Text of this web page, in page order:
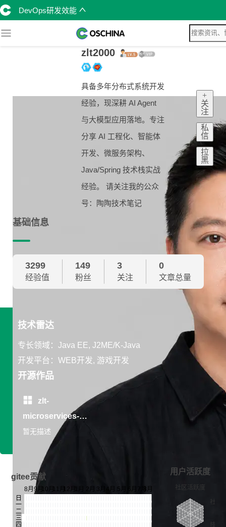
DevOps研发效能
zlt2000
具备多年分布式系统开发
经验，现深耕 AI Agent
与大模型应用落地。专注
分享 AI 工程化、智能体
开发、微服务架构、
Java/Spring 技术栈实战
经验。 请关注我的公众
号：陶陶技术笔记
+
关
注
私
信
拉
黑
基础信息
3299
经验值
149
粉丝
3
关注
0
文章总量
技术雷达
专长领域：Java EE, J2ME/K-Java
开发平台：WEB开发, 游戏开发
开源作品
zlt-
microservices-
platform
暂无描述
gitee贡献
用户活跃度